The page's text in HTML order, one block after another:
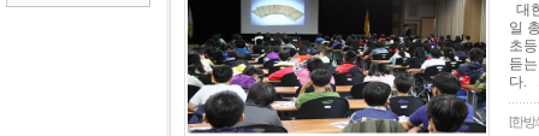
대
일
초
듣
다.
[한방